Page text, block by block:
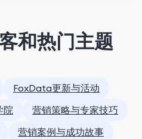
和热门主题
FoxData更新与活动
院
营销策略与专家技巧
营销案例与成功故事